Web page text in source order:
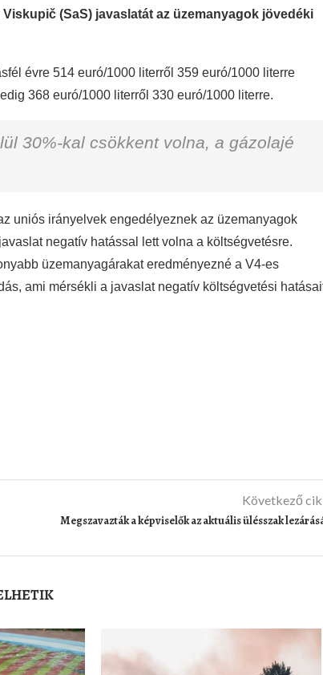
(SaS) javaslatát az üzemanyagok jövedéki
évre 514 euró/1000 literről 359 euró/1000 literre
368 euró/1000 literről 330 euró/1000 literre.
30%-kal csökkent volna, a gázolajé
uniós irányelvek engedélyeznek az üzemanyagok
negatív hatással lett volna a költségvetésre.
üzemanyagárakat eredményezné a V4-es
ami mérsékli a javaslat negatív költségvetési
Következő
Megszavazták a képviselők az aktuális ülésszak